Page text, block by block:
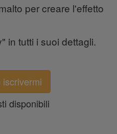
per creare l'effetto
in tutti i suoi dettagli.
disponibili